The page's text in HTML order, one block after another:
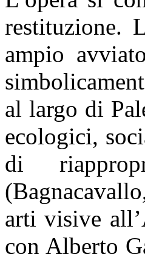
restituzione.
ampio
al largo di
ecologici,
di
arti visive
con Alberto